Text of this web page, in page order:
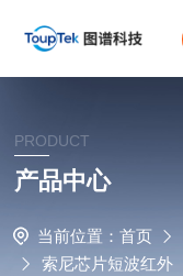
PRODUCT
产品中心
当前位置： 首页
索尼芯片短波红外